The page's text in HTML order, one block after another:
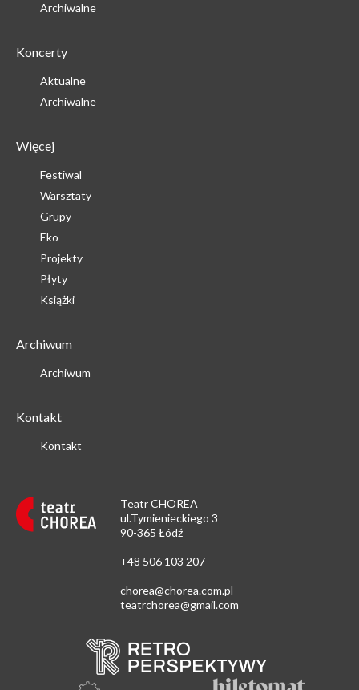
Teatr CHOREA
ul.Tymienieckiego 3
90-365 Łódź
+48 506 103 207
chorea@chorea.com.pl
teatrchorea@gmail.com
Archiwalne
Koncerty
Aktualne
Archiwalne
Więcej
Festiwal
Warsztaty
Grupy
Eko
Projekty
Płyty
Książki
Archiwum
Archiwum
Kontakt
Kontakt